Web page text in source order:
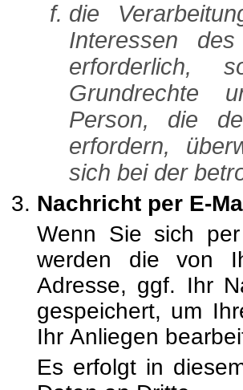
die
Interessen
erforderlich,
Grundrechte
Person, die
erfordern,
sich bei der
Nachricht per E-
Wenn Sie sich
werden die von
Adresse, ggf. Ihr
gespeichert, um
Ihr Anliegen
Es erfolgt in